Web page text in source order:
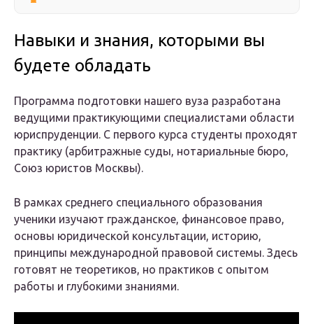
Навыки и знания, которыми вы
будете обладать
Программа подготовки нашего вуза разработана
ведущими практикующими специалистами области
юриспруденции. С первого курса студенты проходят
практику (арбитражные суды, нотариальные бюро,
Союз юристов Москвы).
В рамках среднего специального образования
ученики изучают гражданское, финансовое право,
основы юридической консультации, историю,
принципы международной правовой системы. Здесь
готовят не теоретиков, но практиков с опытом
работы и глубокими знаниями.